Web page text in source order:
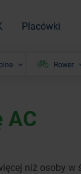
Placówki
Rower
AC
niż osoby